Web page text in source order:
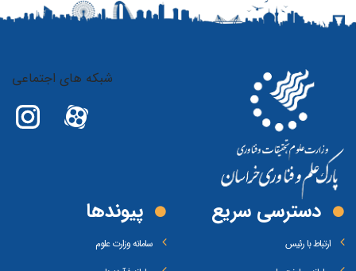
شبکه های اجتماعی
دسترسی سریع
ارتباط با رئیس
پیوند‌ها
سامانه وزارت علوم